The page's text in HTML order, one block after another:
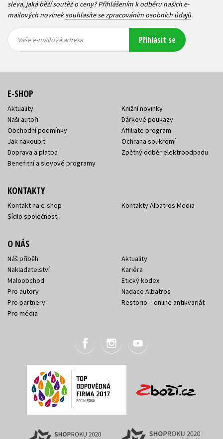
sleva, jaká běží soutěž o ceny? Přihlášením k odběru našich e-
mailových novineksouhlasíte se zpracováním osobních údajů.
mailová
mailová
Vaše e-mailová adresa Přihlásit se
E-SHOP
Aktuality
Naši autoři
Obchodní podmínky
Jak nakoupit
Doprava a platba
Benefitní a slevové programy
Knižní novinky
Dárkové poukazy
Affiliate program
Ochrana soukromí
Zpětný odběr elektroodpadu
KONTAKTY
Kontakt na e-shop
Sídlo společnosti
Kontakty Albatros Media
O NÁS
Náš příběh
Nakladatelství
Maloobchod
Pro autory
Pro partnery
Pro média
Aktuality
Kariéra
Etický kodex
Nadace Albatros
Restorio – online antikvariát